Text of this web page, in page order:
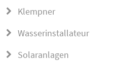
Klempner
Wasserinstallateur
Solaranlagen